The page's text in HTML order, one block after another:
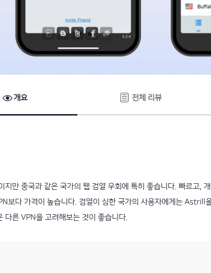
개요 전체 리뷰
만 중국과 같은 국가의 웹 검열 우회에 특히 좋습니다. 빠르고,
보다 가격이 높습니다. 검열이 심한 국가의 사용자에게는 Astrill
다른 VPN을 고려해보는 것이 좋습니다.